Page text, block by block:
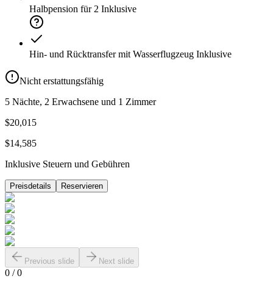
Halbpension für 2 Inklusive
Hin- und Rücktransfer mit Wasserflugzeug Inklusive
Nicht erstattungsfähig
5 Nächte, 2 Erwachsene und 1 Zimmer
$20,015
$14,585
Inklusive Steuern und Gebühren
Preisdetails Reservieren
Previous slide Next slide
0 /0